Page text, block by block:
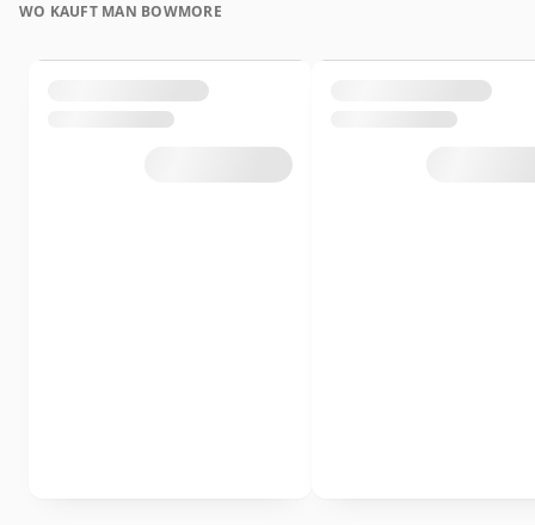
WO KAUFT MAN BOWMORE